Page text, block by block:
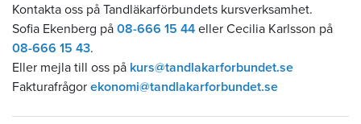
Kontakta oss på Tandläkarförbundets kursverksamhet.
Sofia Ekenberg på 08-666 15 44 eller Cecilia Karlsson på
08-666 15 43.
Eller mejla till oss på kurs@tandlakarforbundet.se
Fakturafrågor ekonomi@tandlakarforbundet.se